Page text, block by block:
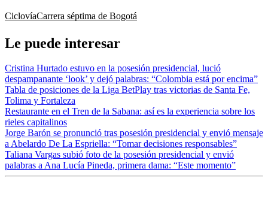
CiclovíaCarrera séptima de Bogotá
Le puede interesar
Cristina Hurtado estuvo en la posesión presidencial, lució
despampanante ‘look’ y dejó palabras: “Colombia está por encima”
Tabla de posiciones de la Liga BetPlay tras victorias de Santa Fe,
Tolima y Fortaleza
Restaurante en el Tren de la Sabana: así es la experiencia sobre los
rieles capitalinos
Jorge Barón se pronunció tras posesión presidencial y envió mensaje
a Abelardo De La Espriella: “Tomar decisiones responsables”
Taliana Vargas subió foto de la posesión presidencial y envió
palabras a Ana Lucía Pineda, primera dama: “Este momento”